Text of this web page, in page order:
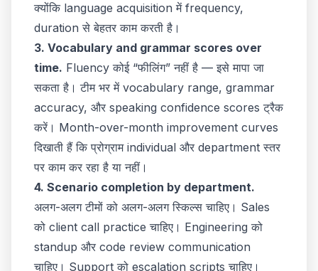
क्योंकि language acquisition में frequency,
duration से बेहतर काम करती है।
3. Vocabulary and grammar scores over
time. Fluency कोई “फीलिंग” नहीं है — इसे मापा जा
सकता है। टीम भर में vocabulary range, grammar
accuracy, और speaking confidence scores ट्रैक
करें। Month-over-month improvement curves
दिखाती हैं कि प्रोग्राम individual और department स्तर
पर काम कर रहा है या नहीं।
4. Scenario completion by department.
अलग-अलग टीमों को अलग-अलग स्किल्स चाहिए। Sales
को client call practice चाहिए। Engineering को
standup और code review communication
चाहिए। Support को escalation scripts चाहिए।